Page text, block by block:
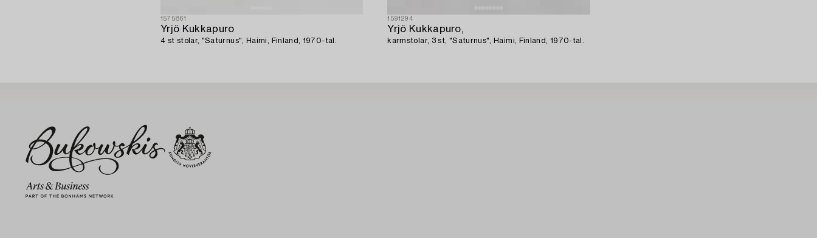
1575861
Yrjö Kukkapuro
4 st stolar, "Saturnus", Haimi, Finland, 1970-tal.
1591294
Yrjö Kukkapuro,
karmstolar, 3 st, "Saturnus", Haimi, Finland, 1970-tal.